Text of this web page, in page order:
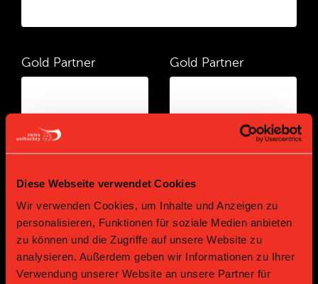
Diese Webseite verwendet Cookies
Wir verwenden Cookies, um Inhalte und Anzeigen zu
personalisieren, Funktionen für soziale Medien anbieten
zu können und die Zugriffe auf unsere Website zu
analysieren. Außerdem geben wir Informationen zu Ihrer
Verwendung unserer Website an unsere Partner für
Gold Partner Gold Partner
Gold Partner Gold Partner